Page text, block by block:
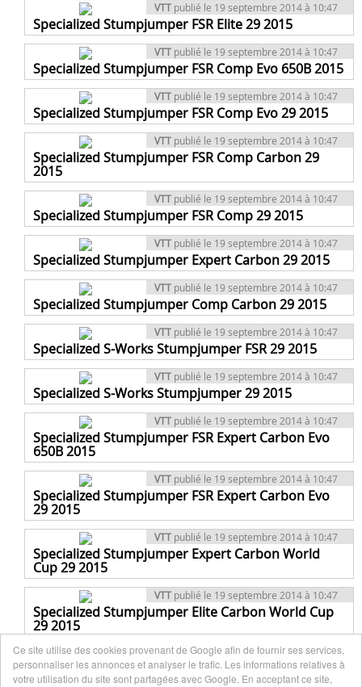
VTT publié le 19 septembre 2014 à 10:47
Specialized Stumpjumper FSR Elite 29 2015
VTT publié le 19 septembre 2014 à 10:47
Specialized Stumpjumper FSR Comp Evo 650B 2015
VTT publié le 19 septembre 2014 à 10:47
Specialized Stumpjumper FSR Comp Evo 29 2015
VTT publié le 19 septembre 2014 à 10:47
Specialized Stumpjumper FSR Comp Carbon 29
2015
VTT publié le 19 septembre 2014 à 10:47
Specialized Stumpjumper FSR Comp 29 2015
VTT publié le 19 septembre 2014 à 10:47
Specialized Stumpjumper Expert Carbon 29 2015
VTT publié le 19 septembre 2014 à 10:47
Specialized Stumpjumper Comp Carbon 29 2015
VTT publié le 19 septembre 2014 à 10:47
Specialized S-Works Stumpjumper FSR 29 2015
VTT publié le 19 septembre 2014 à 10:47
Specialized S-Works Stumpjumper 29 2015
VTT publié le 19 septembre 2014 à 10:47
Specialized Stumpjumper FSR Expert Carbon Evo
650B 2015
VTT publié le 19 septembre 2014 à 10:47
Specialized Stumpjumper FSR Expert Carbon Evo
29 2015
VTT publié le 19 septembre 2014 à 10:47
Specialized Stumpjumper Expert Carbon World
Cup 29 2015
VTT publié le 19 septembre 2014 à 10:47
Specialized Stumpjumper Elite Carbon World Cup
29 2015
VTTpublié le 19 septembre 2014 à 10:47
Specialized S-Works Stumpjumper 29 World Cup
Ce site utilise des cookies provenant de Google afin de fournir ses services,
personnaliser les annonces et analyser le trafic. Les informations relatives à
votre utilisation du site sont partagées avec Google. En acceptant ce site,